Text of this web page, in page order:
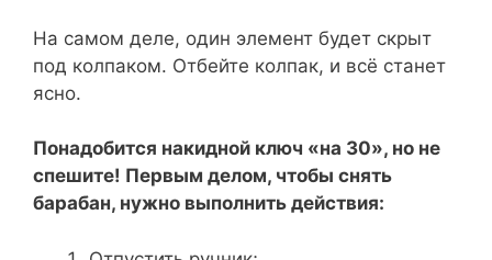
На самом деле, один элемент будет скрыт
под колпаком. Отбейте колпак, и всё станет
ясно.
Понадобится накидной ключ «на 30», но не
спешите! Первым делом, чтобы снять
барабан, нужно выполнить действия: